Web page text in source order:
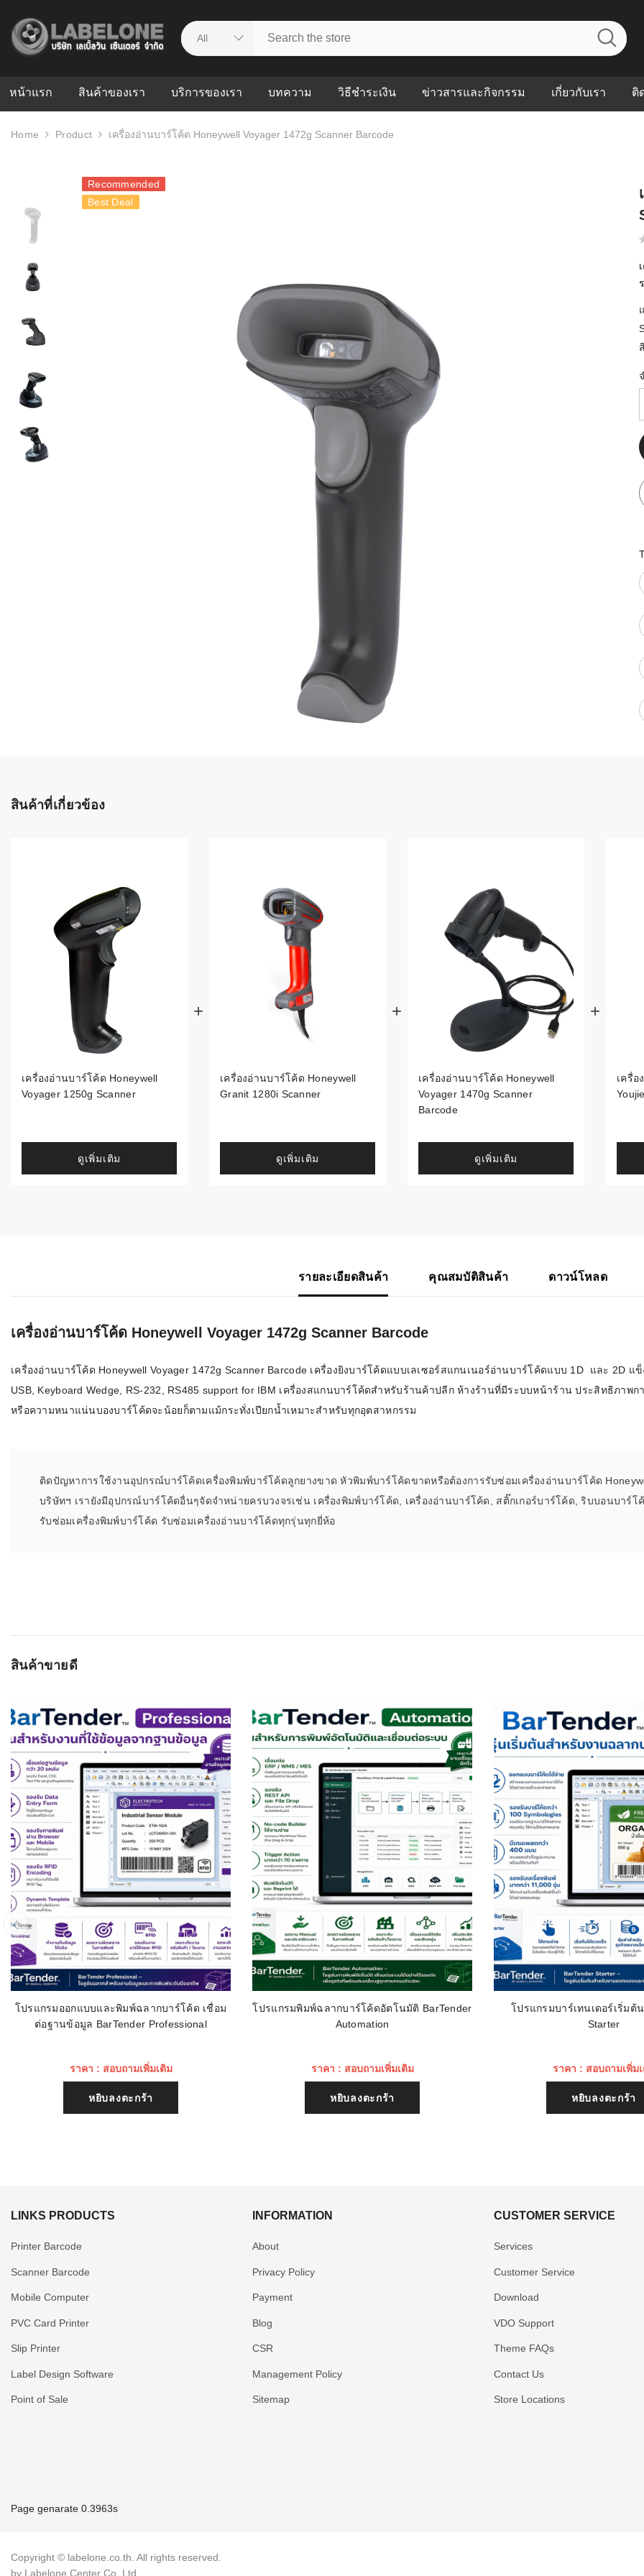
หน้าแรก สินค้าของเรา บริการของเรา
ศูนย์รวมบริการ
บทความ
WMS คืออะไร? ระบบ
อย่างไร? ทำไมหลายธุรกิจ
ใช้ Excel คุมสต็อก กับใช้
WMS ต่างกันอย่างไร?
แบบไหนเหมาะกับธุรกิจที่
กำลังเติบโต
ขั้นตอนการทำงานของ
WMS ตั้งแต่รับสินค้า จัด
เก็บ หยิบ แพ็ก จนถึงจัดส่ง
Barcode, RFID และ
Mobile Computer ช่วยให้
ระบบ WMS แม่นยำขึ้น
ความเร็วในการจัดส่ง
แนะนำ Checklist ก่อน
เลือกระบบ WMS: ธุรกิจ
ควรเตรียมข้อมูลอะไรบ้าง
ก่อนเริ่มติดตั้ง
ระบบบาร์โค้ดใน
ระบบบาร์โค้ดใน
อุตสาหกรรมยานยนต์
ระบบบาร์โค้ดใน
อุตสาหกรรมเสื้อผ้า
ระบบบาร์โค้ดใน
อุตสาหกรรมอาหาร
ระบบบาร์โค้ดใน
ระบบบาร์โค้ดในด้านการ
แพทย์
ศึกษา
ระบบบาร์โค้ดในคลัง
อะไร
หลักการของบาร์โค้ด
วิธีชำระเงิน ข่าวสารและกิจกรรม เกี่ยวกับเรา ติ
Home Product เครื่องอ่านบาร์โค้ด Honeywell Voyager 1472g Scanner Barcode
Recommended
Best Deal
สินค้าที่เกี่ยวข้อง
เครื่องอ่านบาร์โค้ด Honeywell
Voyager 1250g Scanner
ดูเพิ่มเติม
เครื่องอ่านบาร์โค้ด Honeywell
Granit 1280i Scanner
ดูเพิ่มเติม
เครื่องอ่านบาร์โค้ด Honeywell
Voyager 1470g Scanner
Barcode
ดูเพิ่มเติม
เครื่อ
รายละเอียดสินค้า คุณสมบัติสินค้า ดาวน์โหลด
เครื่องอ่านบาร์โค้ด Honeywell Voyager 1472g Scanner Barcode
เครื่องอ่านบาร์โค้ด Honeywell Voyager 1472g Scanner Barcode เครื่องยิงบาร์โค้ดแบบเลเซอร์สแกนเนอร์อ่านบาร์โค้ดแบบ 1D และ 2D
USB, Keyboard Wedge, RS-232, RS485 support for IBM เครื่องสแกนบาร์โค้ดสำหรับร้านค้าปลีก ห้างร้านที่มีระบบหน้าร้าน ประสิทธิภา
หรือความหนาแน่นบองบาร์โค้ดจะน้อยก็ตามแม้กระทั่งเปียกน้ำเหมาะสำหรับทุกอุตสาหกรรม
ติดปัญหาการใช้งานอุปกรณ์บาร์โค้ดเครื่องพิมพ์บาร์โค้ดลูกยางขาด หัวพิมพ์บาร์โค้ดขาดหรือต้องการรับซ่อมเครื่องอ่านบาร์โค้ด
บริษัทฯ เรายังมีอุปกรณ์บาร์โค้ดอื่นๆจัดจำหน่ายครบวงจรเช่น เครื่องพิมพ์บาร์โค้ด, เครื่องอ่านบาร์โค้ด, สติ๊กเกอร์บาร์โค้ด, ริบบอนบาร์
รับซ่อมเครื่องพิมพ์บาร์โค้ด รับซ่อมเครื่องอ่านบาร์โค้ดทุกรุ่นทุกยี่ห้อ
สินค้าขายดี
โปรแกรมออกแบบและพิมพ์ฉลากบาร์โค้ด เชื่อม
ต่อฐานข้อมูล BarTender Professional
ราคา : สอบถามเพิ่มเติม
หยิบลงตะกร้า
โปรแกรมพิมพ์ฉลากบาร์โค้ดอัตโนมัติ BarTender
Automation
ราคา : สอบถามเพิ่มเติม
หยิบลงตะกร้า
โปรแกรมบาร์เทนเดอร์เริ่มต้
Starter
ราคา : สอบถามเพิ่ม
หยิบลงตะกร้า
LINKS PRODUCTS
Printer Barcode
Scanner Barcode
Mobile Computer
PVC Card Printer
Slip Printer
Label Design Software
Point of Sale
INFORMATION
About
Privacy Policy
Payment
Blog
CSR
Management Policy
Sitemap
CUSTOMER SERVICE
Services
Customer Service
Download
VDO Support
Theme FAQs
Contact Us
Store Locations
Page genarate 0.3963s
Copyright © labelone.co.th. All rights reserved.
by Labelone Center Co.,Ltd.